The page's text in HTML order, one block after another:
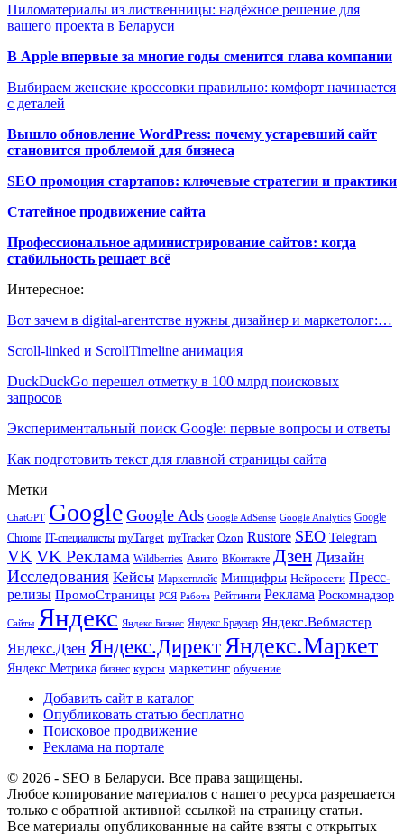
Пиломатериалы из лиственницы: надёжное решение для
вашего проекта в Беларуси
В Apple впервые за многие годы сменится глава компании
Выбираем женские кроссовки правильно: комфорт начинается
с деталей
Вышло обновление WordPress: почему устаревший сайт
становится проблемой для бизнеса
SEO промоция стартапов: ключевые стратегии и практики
Статейное продвижение сайта
Профессиональное администрирование сайтов: когда
стабильность решает всё
Интересное:
Вот зачем в digital-агентстве нужны дизайнер и маркетолог:…
Scroll-linked и ScrollTimeline анимация
DuckDuckGo перешел отметку в 100 млрд поисковых
запросов
Экспериментальный поиск Google: первые вопросы и ответы
Как подготовить текст для главной страницы сайта
Метки
ChatGPT Google Google Ads Google AdSense Google Analytics Google
Chrome IT-специалисты myTarget myTracker Ozon Rustore SEO Telegram
VK VK Реклама Wildberries Авито ВКонтакте Дзен Дизайн
Исследования Кейсы Маркетплейс Минцифры Нейросети Пресс-
релизы ПромоСтраницы РСЯ Работа Рейтинги Реклама Роскомнадзор
Сайты Яндекс Яндекс.Бизнес Яндекс.Браузер Яндекс.Вебмастер
Яндекс.Дзен Яндекс.ДиректЯндекс.Маркет
Яндекс.Метрика бизнес курсы маркетинг обучение
Добавить сайт в каталог
Опубликовать статью бесплатно
Поисковое продвижение
Реклама на портале
© 2026 - SEO в Беларуси. Все права защищены.
Любое копирование материалов с нашего ресурса разрешается
только с обратной активной ссылкой на страницу статьи.
Все материалы опубликованные на сайте взяты с открытых